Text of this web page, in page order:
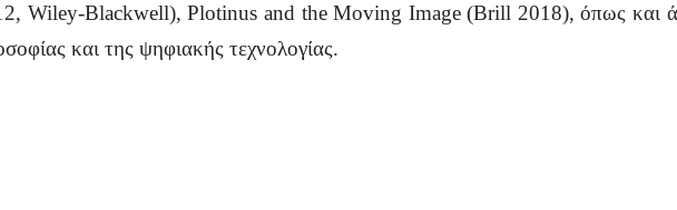
Wiley-Blackwell), Plotinus and the Moving Image (Brill 2018), όπως και
και της ψηφιακής τεχνολογίας.